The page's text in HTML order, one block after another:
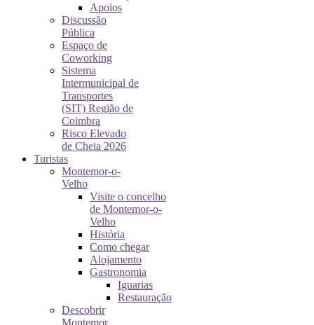
Apoios
Discussão
Pública
Espaço de
Coworking
Sistema
Intermunicipal de
Transportes
(SIT) Região de
Coimbra
Risco Elevado
de Cheia 2026
Turistas
Montemor-o-
Velho
Visite o concelho
de Montemor-o-
Velho
História
Como chegar
Alojamento
Gastronomia
Iguarias
Restauração
Descobrir
Montemor